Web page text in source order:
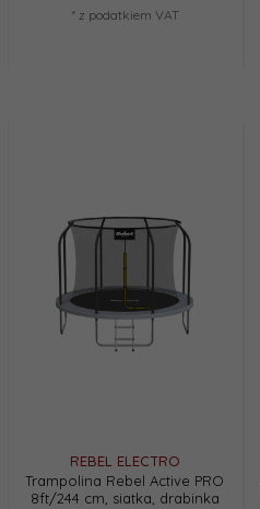
* z podatkiem VAT
REBEL ELECTRO
Trampolina Rebel Active PRO
8ft/244 cm, siatka, drabinka